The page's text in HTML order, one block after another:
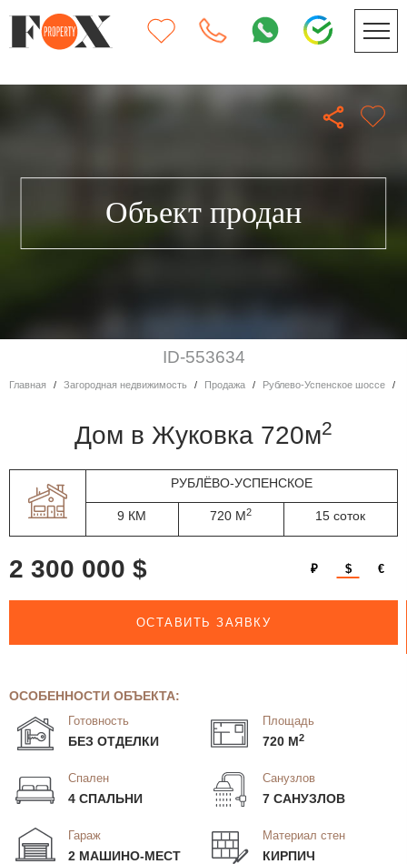
Объект продан
ID-553634
Главная Загородная недвижимость Продажа Рублево-Успенское шоссе
дом в Жуковка 720м2
РУБЛЁВО-УСПЕНСКОЕ
9 КМ 720 М2 15 соток
2 300 000 $ ₽ $ €
ОСТАВИТЬ ЗАЯВКУ
ОСОБЕННОСТИ ОБЪЕКТА:
Готовность
БЕЗ ОТДЕЛКИ
Площадь
720 М2
Спален
4 СПАЛЬНИ
Санузлов
7 САНУЗЛОВ
Гараж
2 МАШИНО-МЕСТ
Материал стен
КИРПИЧ